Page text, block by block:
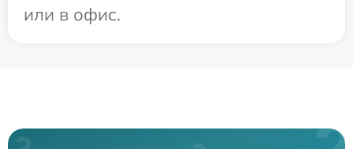
или в офис.